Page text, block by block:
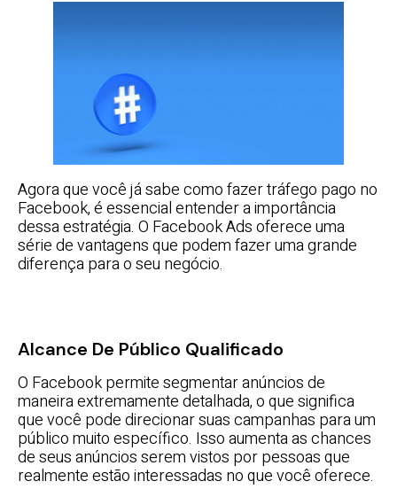
Agora que você já sabe como fazer tráfego pago no
Facebook, é essencial entender a importância
dessa estratégia. O Facebook Ads oferece uma
série de vantagens que podem fazer uma grande
diferença para o seu negócio.
Alcance De Público Qualificado
O Facebook permite segmentar anúncios de
maneira extremamente detalhada, o que significa
que você pode direcionar suas campanhas para um
público muito específico. Isso aumenta as chances
de seus anúncios serem vistos por pessoas que
realmente estão interessadas no que você oferece.